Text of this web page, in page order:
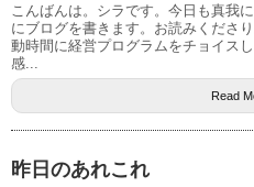
こんばんは。シラです。今日も真我
にブログを書きます。お読みくださ
動時間に経営プログラムをチョイス
感...
Read
昨日のあれこれ